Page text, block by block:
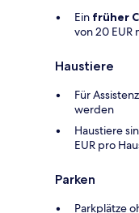
Ein früher
von 20 EUR
Haustiere
Für
werden
Haustiere
EUR pro
Parken
Parkplätze